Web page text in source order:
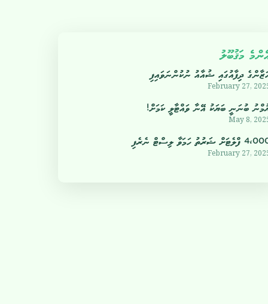
މަޤުބޫލު
ދިފާއުގައި ޝުއާއު ނުކުންނަވައިފި
February 27,
ބުނަނީ ބަޔަކު އޭނާ ވައްޓާލީ ކަމަށް!
May 8,
ފްލެޓަށް ޝަރުތު ހަމަވާ ލިސްޓް ނެރެފި
February 27,